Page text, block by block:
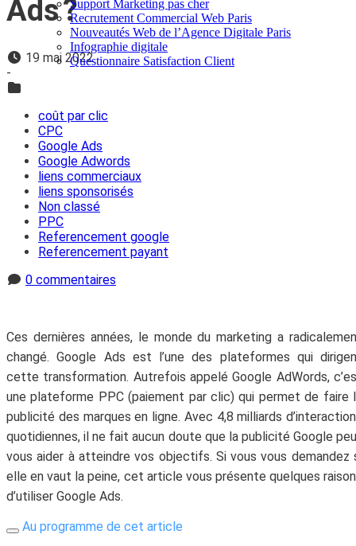
Support Marketing pas cher
Recrutement Commercial Web Paris
Nouveautés Web de l’Agence Digitale Paris
Infographie digitale
Questionnaire Satisfaction Client
Ads ?
19 mai 2022
-
coût par clic
CPC
Google Ads
Google Adwords
liens commerciaux
liens sponsorisés
Non classé
PPC
Referencement google
Referencement payant
0 commentaires
Ces dernières années, le monde du marketing a
changé. Google Ads est l’une des plateformes qui
cette transformation. Autrefois appelé Google AdWords,
une plateforme PPC (paiement par clic) qui permet de faire
publicité des marques en ligne. Avec 4,8 milliards
quotidiennes, il ne fait aucun doute que la publicité Google
vous aider à atteindre vos objectifs. Si vous vous demandez
elle en vaut la peine, cet article vous présente quelques
d’utiliser Google Ads.
Au programme de cet article